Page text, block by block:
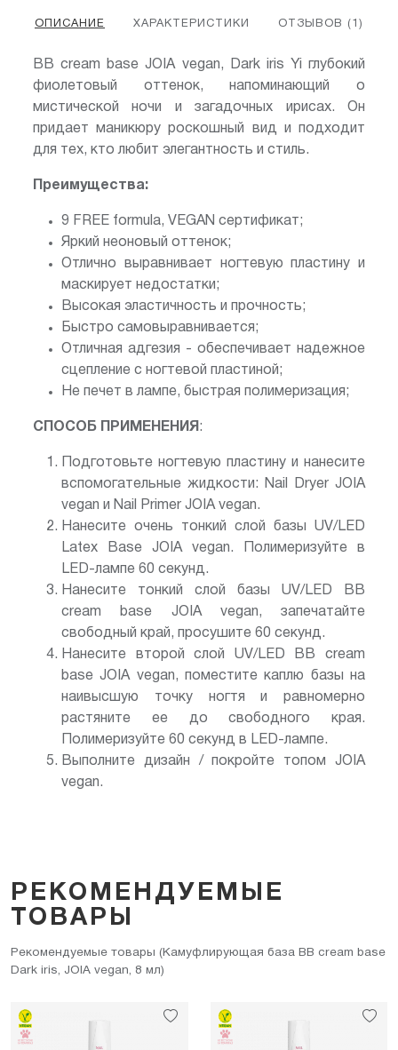
ОПИСАНИЕ ХАРАКТЕРИСТИКИ ОТЗЫВОВ (1)
BB cream base JOIA vegan, Dark iris Yi глубокий
фиолетовый оттенок, напоминающий о
мистической ночи и загадочных ирисах. Он
придает маникюру роскошный вид и подходит
для тех, кто любит элегантность и стиль.
Преимущества:
9 FREE formula, VEGAN сертификат;
Яркий неоновый оттенок;
Отлично выравнивает ногтевую пластину и
маскирует недостатки;
Высокая эластичность и прочность;
Быстро самовыравнивается;
Отличная адгезия - обеспечивает надежное
сцепление с ногтевой пластиной;
Не печет в лампе, быстрая полимеризация;
СПОСОБ ПРИМЕНЕНИЯ :
Подготовьте ногтевую пластину и нанесите
вспомогательные жидкости: Nail Dryer JOIA
vegan и Nail Primer JOIA vegan.
Нанесите очень тонкий слой базы UV/LED
Latex Base JOIA vegan. Полимеризуйте в
LED-лампе 60 секунд.
Нанесите тонкий слой базы UV/LED BB
cream base JOIA vegan, запечатайте
свободный край, просушите 60 секунд.
Нанесите второй слой UV/LED BB cream
base JOIA vegan, поместите каплю базы на
наивысшую точку ногтя и равномерно
растяните ее до свободного края.
Полимеризуйте 60 секунд в LED-лампе.
Выполните дизайн / покройте топом JOIA
vegan.
РЕКОМЕНДУЕМЫЕ
ТОВАРЫ
Рекомендуемые товары (Камуфлирующая база BB cream base
Dark iris, JOIA vegan, 8 мл)